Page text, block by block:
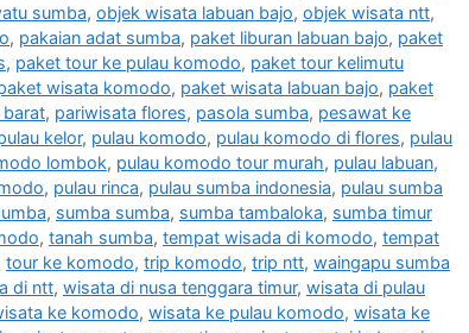
sumba, objek wisata labuan bajo, objek wisata ntt,
, pakaian adat sumba, paket liburan labuan bajo, paket
, paket tour ke pulau komodo, paket tour kelimutu
wisata komodo, paket wisata labuan bajo, paket
barat, pariwisata flores, pasola sumba, pesawat ke
kelor, pulau komodo, pulau komodo di flores, pulau
lombok, pulau komodo tour murah, pulau labuan,
, pulau rinca, pulau sumba indonesia, pulau sumba
, sumba sumba, sumba tambaloka, sumba timur
, tanah sumba, tempat wisada di komodo, tempat
tour ke komodo, trip komodo, trip ntt, waingapu sumba
di ntt, wisata di nusa tenggara timur, wisata di pulau
ke komodo, wisata ke pulau komodo, wisata ke